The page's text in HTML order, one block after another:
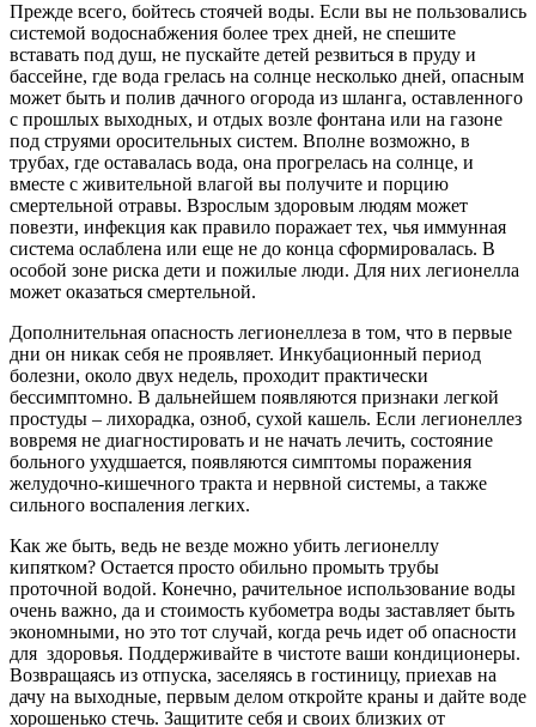
Прежде всего, бойтесь стоячей воды. Если вы не пользовались
системой водоснабжения более трех дней, не спешите
вставать под душ, не пускайте детей резвиться в пруду и
бассейне, где вода грелась на солнце несколько дней, опасным
может быть и полив дачного огорода из шланга, оставленного
с прошлых выходных, и отдых возле фонтана или на газоне
под струями оросительных систем. Вполне возможно, в
трубах, где оставалась вода, она прогрелась на солнце, и
вместе с живительной влагой вы получите и порцию
смертельной отравы. Взрослым здоровым людям может
повезти, инфекция как правило поражает тех, чья иммунная
система ослаблена или еще не до конца сформировалась. В
особой зоне риска дети и пожилые люди. Для них легионелла
может оказаться смертельной.
Дополнительная опасность легионеллеза в том, что в первые
дни он никак себя не проявляет. Инкубационный период
болезни, около двух недель, проходит практически
бессимптомно. В дальнейшем появляются признаки легкой
простуды – лихорадка, озноб, сухой кашель. Если легионеллез
вовремя не диагностировать и не начать лечить, состояние
больного ухудшается, появляются симптомы поражения
желудочно-кишечного тракта и нервной системы, а также
сильного воспаления легких.
Как же быть, ведь не везде можно убить легионеллу
кипятком? Остается просто обильно промыть трубы
проточной водой. Конечно, рачительное использование воды
очень важно, да и стоимость кубометра воды заставляет быть
экономными, но это тот случай, когда речь идет об опасности
для здоровья. Поддерживайте в чистоте ваши кондиционеры.
Возвращаясь из отпуска, заселяясь в гостиницу, приехав на
дачу на выходные, первым делом откройте краны и дайте воде
хорошенько стечь. Защитите себя и своих близких от